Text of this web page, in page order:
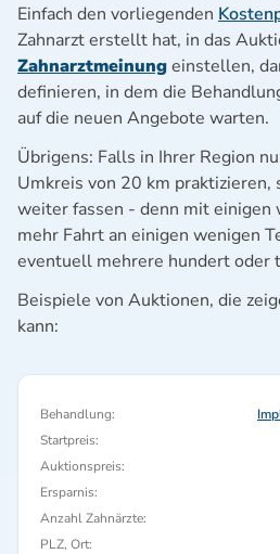
Einfach den vorliegenden
Zahnarzt erstellt hat, in das
Zahnarztmeinungeinstellen,
definieren, in dem die
auf die neuen Angebote warten.
Übrigens: Falls in Ihrer Region
Umkreis von 20 km praktizieren,
weiter fassen - denn mit einigen
mehr Fahrt an einigen wenigen
eventuell mehrere hundert oder
Beispiele von Auktionen, die
kann:
Behandlung:
Startpreis:
Auktionspreis:
Ersparnis:
Anzahl Zahnärzte:
PLZ, Ort: